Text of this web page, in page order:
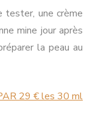
tester, une crème
mine jour après
la peau au
29 € les 30 ml